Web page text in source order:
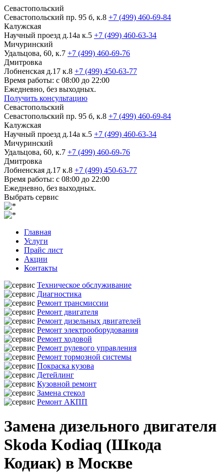
Севастопольский
Севастопольский пр. 95 б, к.8 +7 (499) 460-69-84
Калужская
Научный проезд д.14а к.5 +7 (499) 460-63-34
Мичуринский
Удальцова, 60, к.7 +7 (499) 460-69-76
Дмитровка
Лобненская д.17 к.8 +7 (499) 450-63-77
Время работы: с 08:00 до 22:00
Ежедневно, без выходных.
Получить консультацию
Севастопольский
Севастопольский пр. 95 б, к.8 +7 (499) 460-69-84
Калужская
Научный проезд д.14а к.5 +7 (499) 460-63-34
Мичуринский
Удальцова, 60, к.7 +7 (499) 460-69-76
Дмитровка
Лобненская д.17 к.8 +7 (499) 450-63-77
Время работы: с 08:00 до 22:00
Ежедневно, без выходных.
Выбрать сервис
Главная
Услуги
Прайс лист
Акции
Контакты
Техническое обслуживание
Диагностика
Ремонт трансмиссии
Ремонт двигателя
Ремонт дизельных двигателей
Ремонт электрооборудования
Ремонт ходовой
Ремонт рулевого управления
Ремонт тормозной системы
Покраска кузова
Детейлинг
Кузовной ремонт
Замена стекол
Ремонт АКПП
Замена дизельного двигателя
Skoda Kodiaq (Шкода
Кодиак) в Москве